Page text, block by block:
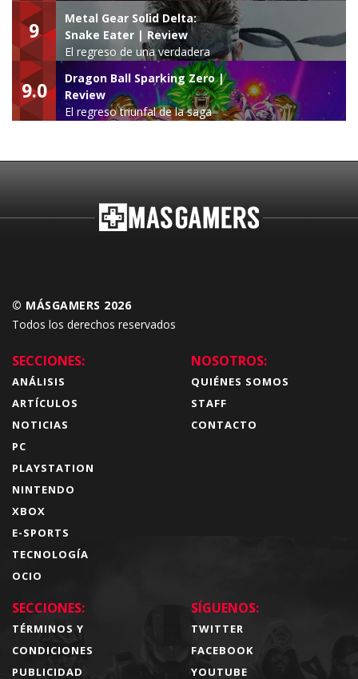
9
Metal Gear Solid Delta:
Snake Eater | Review
El regreso de una verdadera
leyenda
9.0
Dragon Ball Sparking Zero |
Review
El regreso triunfal de la saga
© MÁSGAMERS 2026
Todos los derechos reservados
SECCIONES:
ANÁLISIS
ARTÍCULOS
NOTICIAS
PC
PLAYSTATION
NINTENDO
XBOX
E-SPORTS
TECNOLOGÍA
OCIO
NOSOTROS:
QUIÉNES SOMOS
STAFF
CONTACTO
SECCIONES:
TÉRMINOS Y
CONDICIONES
PUBLICIDAD
SÍGUENOS:
TWITTER
FACEBOOK
YOUTUBE